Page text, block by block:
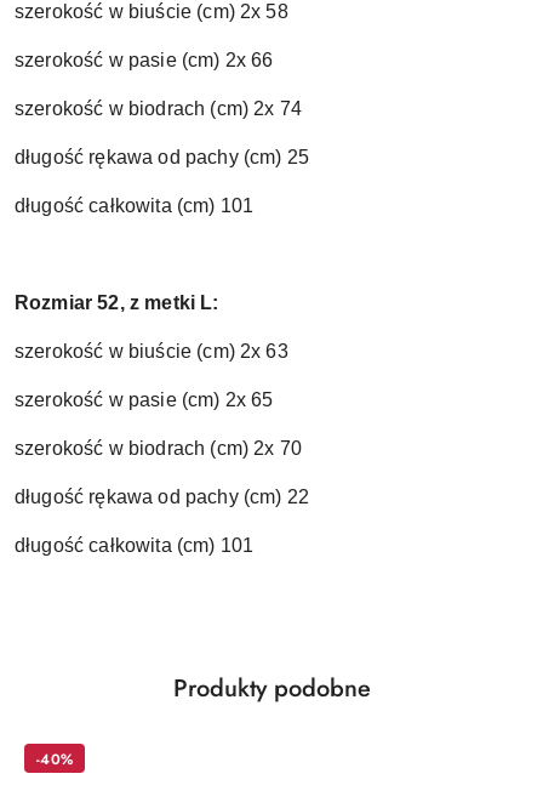
szerokość w biuście (cm) 2x 58
szerokość w pasie (cm) 2x 66
szerokość w biodrach (cm) 2x 74
długość rękawa od pachy (cm) 25
długość całkowita (cm) 101
Rozmiar 52, z metki L:
szerokość w biuście (cm) 2x 63
szerokość w pasie (cm) 2x 65
szerokość w biodrach (cm) 2x 70
długość rękawa od pachy (cm) 22
długość całkowita (cm) 101
Pomiń karuzelę produktów
Produkty
Produkty podobne
-40%